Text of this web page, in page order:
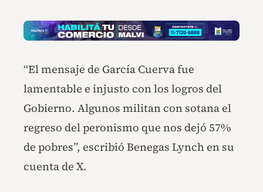
“El mensaje de García Cuerva fue
lamentable e injusto con los logros del
Gobierno. Algunos militan con sotana el
regreso del peronismo que nos dejó 57%
de pobres”, escribió Benegas Lynch en su
cuenta de X.